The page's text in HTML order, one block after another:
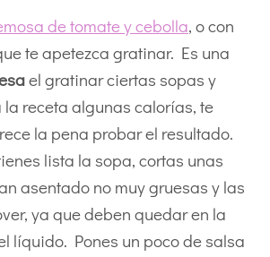
de tomate y cebolla, o con
te apetezca gratinar. Es una
el gratinar ciertas sopas y
receta algunas calorías, te
la pena probar el resultado.
lista la sopa, cortas unas
asentado no muy gruesas y las
ya que deben quedar en la
líquido. Pones un poco de salsa